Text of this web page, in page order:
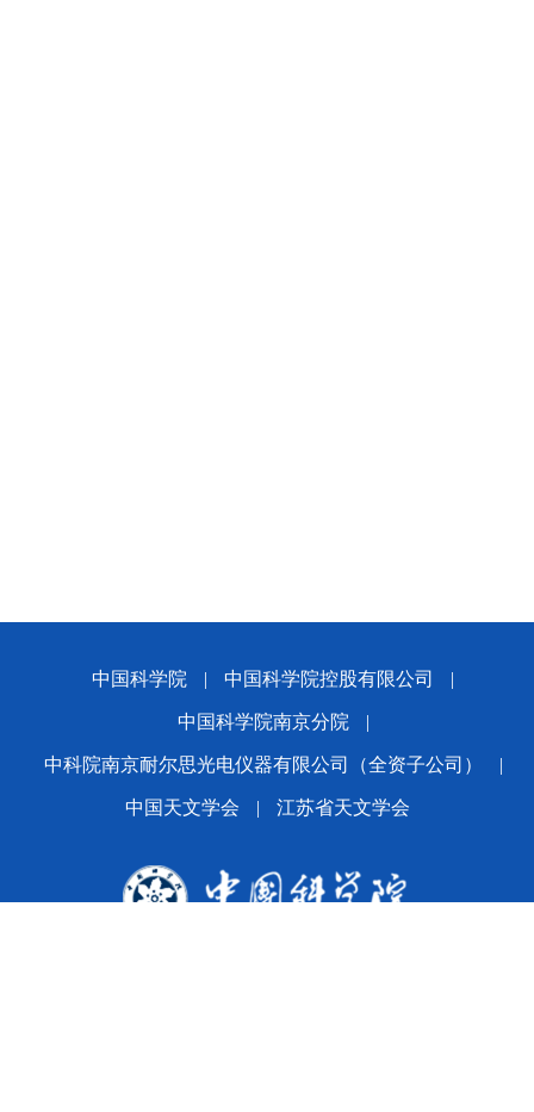
中国科学院 | 中国科学院控股有限公司 |
中国科学院南京分院 |
中科院南京耐尔思光电仪器有限公司（全资子公司） |
中国天文学会 | 江苏省天文学会